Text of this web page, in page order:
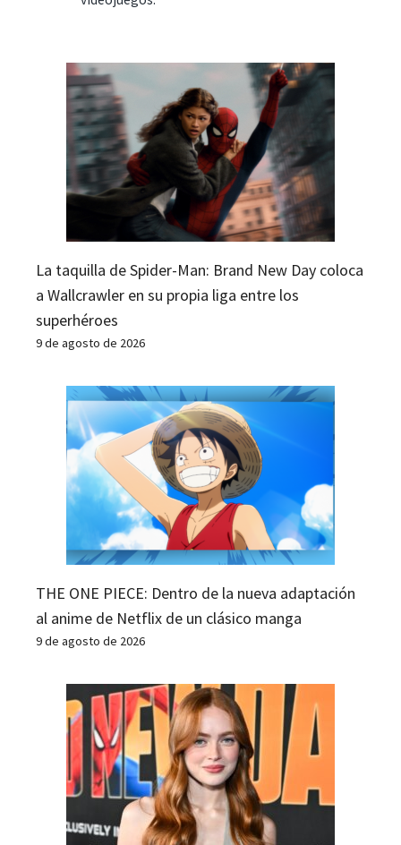
La taquilla de Spider-Man: Brand New Day coloca
a Wallcrawler en su propia liga entre los
superhéroes
9 de agosto de 2026
THE ONE PIECE: Dentro de la nueva adaptación
al anime de Netflix de un clásico manga
9 de agosto de 2026